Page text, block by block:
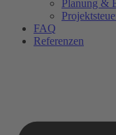
Planung &
FAQ
Referenzen